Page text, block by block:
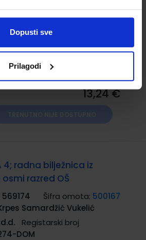
Dopusti sve
Prilagodi
škole
569176 Šifra omota:
13,24 €
4; radna bilježnica iz
razred OŠ
569174 Šifra omota: 500167
Samardžić Vukelić
d.d.
Registarski broj
DOM